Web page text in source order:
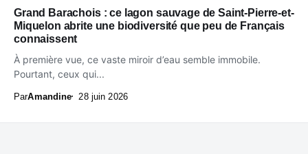
Grand Barachois : ce lagon sauvage de Saint-Pierre-et-
Miquelon abrite une biodiversité que peu de Français
connaissent
À première vue, ce vaste miroir d’eau semble immobile.
Pourtant, ceux qui...
ParAmandine 28 juin 2026